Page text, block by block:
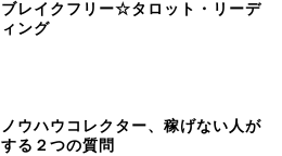
ブレイクフリー☆タロット・リーデ
ィング
ノウハウコレクター、稼げない人が
する２つの質問